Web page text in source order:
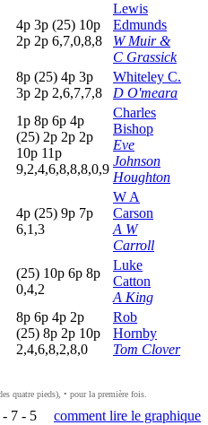
4p 3p (25) 10p
2p 2p 6,7,0,8,8
Lewis
Edmunds
W Muir &
C Grassick
8p (25) 4p 3p
3p 2p 2,6,7,7,8
Whiteley C.
D O'meara
1p 8p 6p 4p
(25) 2p 2p 2p
10p 11p
9,2,4,6,8,8,8,0,9
Charles
Bishop
Eve
Johnson
Houghton
4p (25) 9p 7p
6,1,3
W A
Carson
A W
Carroll
(25) 10p 6p 8p
0,4,2
Luke
Catton
A King
8p 6p 4p 2p
(25) 8p 2p 10p
2,4,6,8,2,8,0
Rob
Hornby
Tom Clover
quatre pieds), • pour la première fois.
- 7 - 5 comment lire le graphique